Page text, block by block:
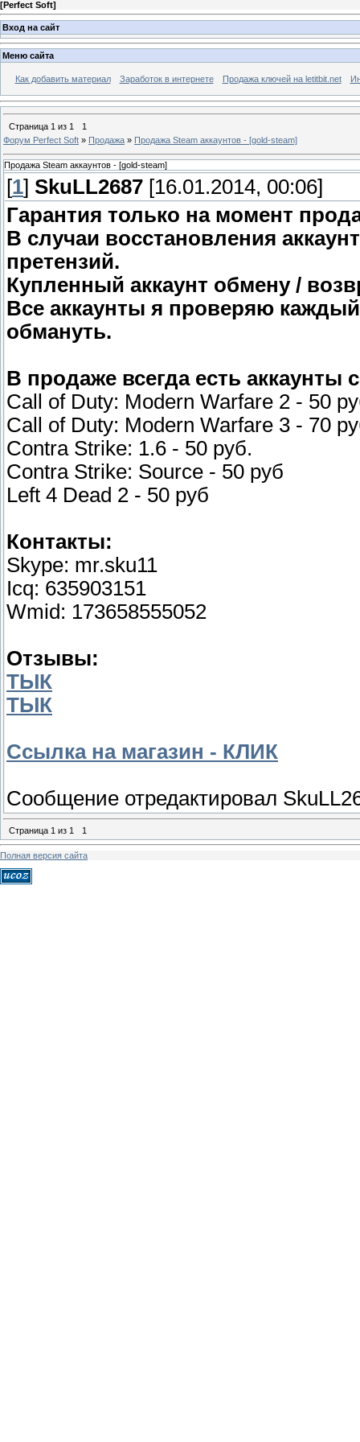
[Perfect Soft]
Вход на сайт
Меню сайта
Как добавить материал Заработок в интернете Продажа ключей на letitbit.net
Страница 1 из 1
1
Форум Perfect Soft » Продажа » Продажа Steam аккаунтов - [gold-steam]
Продажа Steam аккаунтов - [gold-steam]
[1] SkuLL2687 [16.01.2014, 00:06]
Гарантия только на момент
В случаи восстановления
претензий.
Купленный аккаунт обмену /
Все аккаунты я проверяю
обмануть.
В продаже всегда есть аккаунты
Call of Duty: Modern Warfare 2 - 50
Call of Duty: Modern Warfare 3 - 70
Contra Strike: 1.6 - 50 руб.
Contra Strike: Source - 50 руб
Left 4 Dead 2 - 50 руб
Контакты:
Skype: mr.sku11
Icq: 635903151
Wmid: 173658555052
Отзывы:
ТЫК
ТЫК
Ссылка на магазин - КЛИК
Сообщение отредактировал
Страница 1 из 1 1
Полная версия сайта